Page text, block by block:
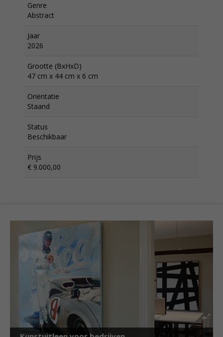
Genre
Abstract
Jaar
2026
Grootte (BxHxD)
47 cm x 44 cm x 6 cm
Oriëntatie
Staand
Status
Beschikbaar
Prijs
€ 9.000,00